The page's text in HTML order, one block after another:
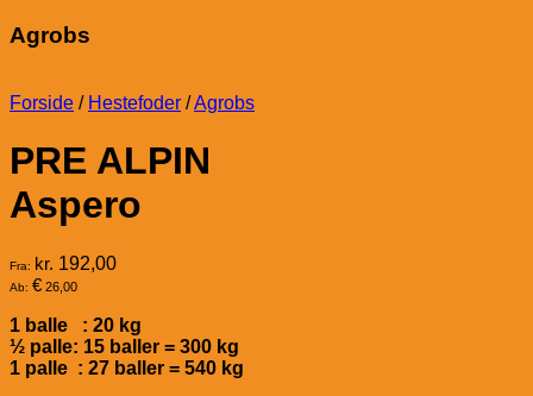
Agrobs
Forside / Hestefoder /Agrobs
PRE ALPIN
Aspero
Fra: kr. 192,00
Ab: € 26,00
1 balle : 20 kg
½ palle: 15 baller = 300 kg
1 palle : 27 baller = 540 kg